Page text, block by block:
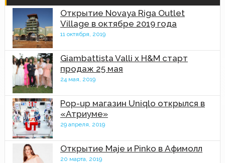
Открытие Novaya Riga Outlet
Village в октябре 2019 года
11 октября, 2019
Giambattista Valli x H&M старт
продаж 25 мая
24 мая, 2019
Pop-up магазин Uniqlo открылся в
«Атриуме»
29 апреля, 2019
Открытие Maje и Pinko в Афимолл
20 марта, 2019